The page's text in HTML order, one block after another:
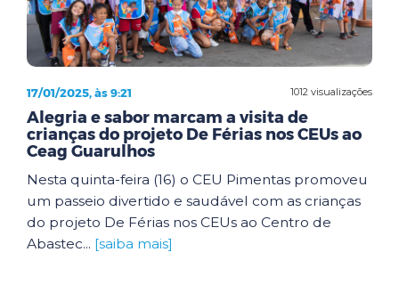
1012 visualizações
17/01/2025, às 9:21
Alegria e sabor marcam a visita de
crianças do projeto De Férias nos CEUs ao
Ceag Guarulhos
Nesta quinta-feira (16) o CEU Pimentas promoveu
um passeio divertido e saudável com as crianças
do projeto De Férias nos CEUs ao Centro de
Abastec... [saiba mais]